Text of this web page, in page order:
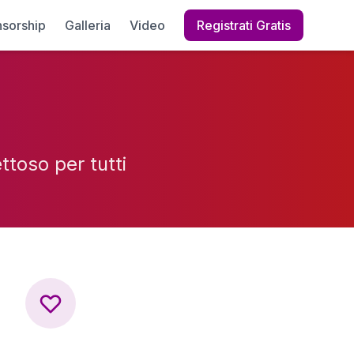
Galleria Video Registrati Gratis
per tutti